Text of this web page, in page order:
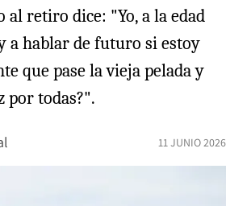
al retiro dice: "Yo, a la edad
a hablar de futuro si estoy
que pase la vieja pelada y
por todas?".
11 JUNIO 2026